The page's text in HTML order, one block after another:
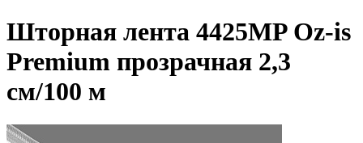
Шторная лента 4425MP Oz-is
Premium прозрачная 2,3
см/100 м